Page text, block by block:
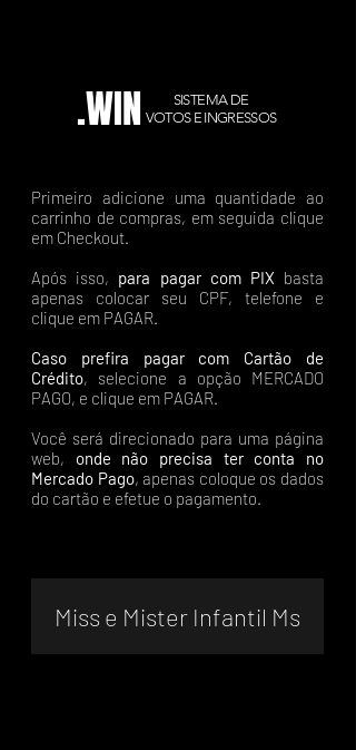
.WIN
SISTEMA DE
VOTOS E INGRESSOS
Primeiro adicione uma quantidade ao
carrinho de compras, em seguida clique
em Checkout.
Após isso, para pagar com PIX basta
apenas colocar seu CPF, telefone e
clique em PAGAR.
Caso prefira pagar com Cartão de
Crédito, selecione a opção MERCADO
PAGO, e clique em PAGAR.
Você será direcionado para uma página
web, onde não precisa ter conta no
Mercado Pago, apenas coloque os dados
do cartão e efetue o pagamento.
Miss e Mister Infantil Ms